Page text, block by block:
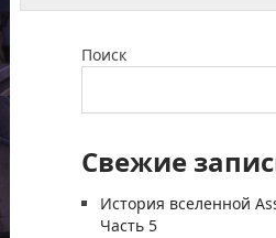
Поиск
Свежие
История вселенной
Часть 5